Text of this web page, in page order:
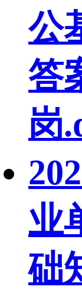
公
答
岗
业
础